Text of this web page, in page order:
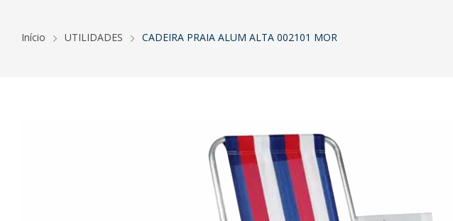
Início UTILIDADES CADEIRA PRAIA ALUM ALTA 002101 MOR